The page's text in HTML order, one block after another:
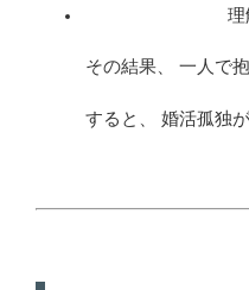
理
その結果、 一人で
すると、 婚活孤独